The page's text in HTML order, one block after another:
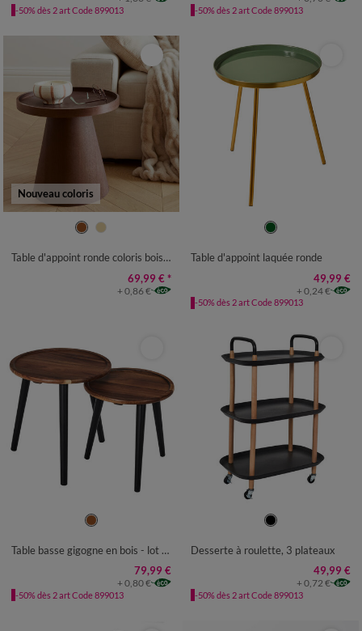
-50% dès 2 art Code 899013 -50% dès 2 art Code 899013
Nouveau coloris
UNITÉ
Table d'appoint ronde coloris bois foncé
69,99 € *
+ 0,86 €
UNITÉ
Table d'appoint laquée ronde
49,99 €
+ 0,24 €
-50% dès 2 art Code 899013
UNITÉ
Table basse gigogne en bois - lot de 2
79,99 €
+ 0,80 €
-50% dès 2 art Code 899013
UNITÉ
Desserte à roulette, 3 plateaux
49,99 €
+ 0,72 €
-50% dès 2 art Code 899013